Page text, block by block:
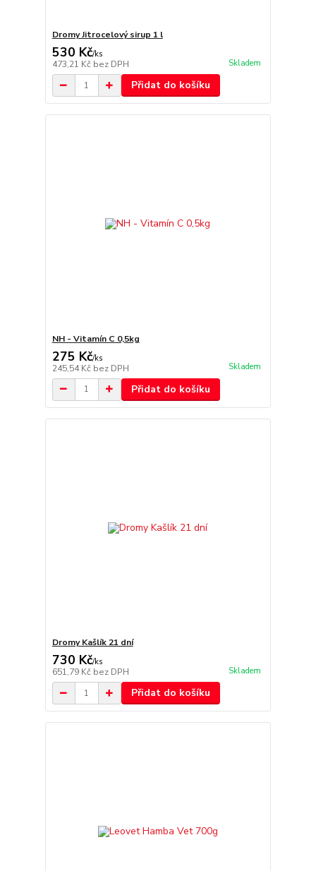
Dromy Jitrocelový sirup 1 l
530 Kč/ks
473,21 Kč bez DPH Skladem
Přidat do košíku
NH - Vitamín C 0,5kg
275 Kč/ks
245,54 Kč bez DPH Skladem
Přidat do košíku
Dromy Kašlík 21 dní
730 Kč/ks
651,79 Kč bez DPH Skladem
Přidat do košíku